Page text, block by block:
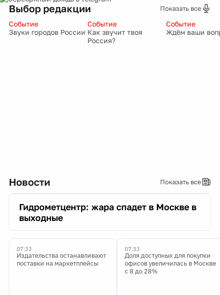
Выбор редакции Показать все
Событие
Звуки городов России
Событие
Как звучит твоя
Россия?
Событие
Ждём ваши
Новости Показать все
Гидрометцентр: жара спадет в Москве в
выходные
07:33
Издательства останавливают
поставки на маркетплейсы
07:33
Доля доступных для покупки
офисов увеличилась в Москве
с 8 до 28%